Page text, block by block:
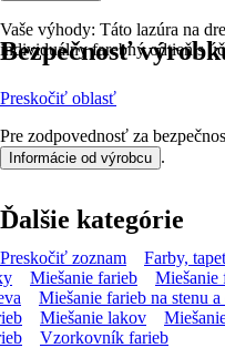
Vaše výhody: Táto lazúra na
individuálny farebný odtieň s
Bezpečnosť
Preskočiť oblasť
Pre zodpovednosť za
Informácie od výrobcu .
Ďalšie kategórie
Preskočiť zoznam Farby,
Miešanie farieb
Miešanie
Miešanie farieb na stenu
Miešanie lakov
Vzorkovník farieb